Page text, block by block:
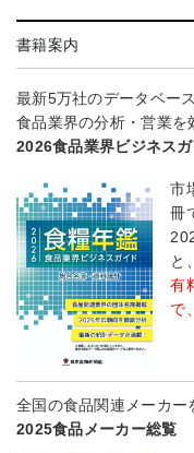
書籍案内
最新5万社のデータベース
食品業界の分析・営業を
2026食品業界ビジネスガ
市
冊
と
有
で
全国の食品関連メーカ
2025食品メーカー総覧